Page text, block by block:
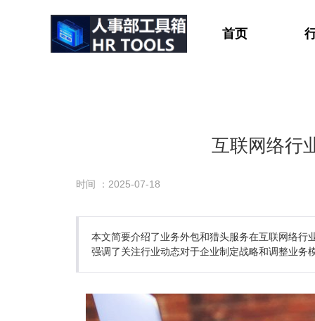
首页
互联网络行
时间 ：2025-07-18
本文简要介绍了业务外包和猎头服务在互联网络行
强调了关注行业动态对于企业制定战略和调整业务